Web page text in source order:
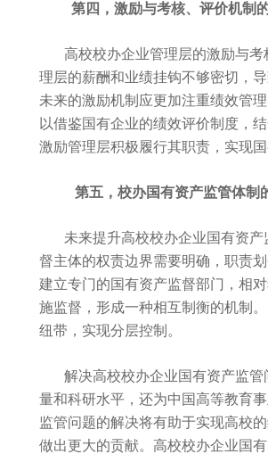
第四，激励与考核、评价机制的
高校校办企业管理层的激励与
理层的薪酬和业绩挂钩不够密切，
未来的激励机制应更加注重绩效管
以借鉴国有企业的绩效评价制度，
激励管理层积极履行其职责，实现
第五，校办国有资产监管体制
未来提升高校校办企业国有资
督主体的权责边界需要明确，职责
建立专门的国有资产监督部门，相对
施监督，形成一种相互制衡的机制
纽带，实现分层控制。
解决高校校办企业国有资产监
量和科研水平，还为中国高等教育
监管问题的解决将有助于实现高校
做出更大的贡献。高校校办企业国